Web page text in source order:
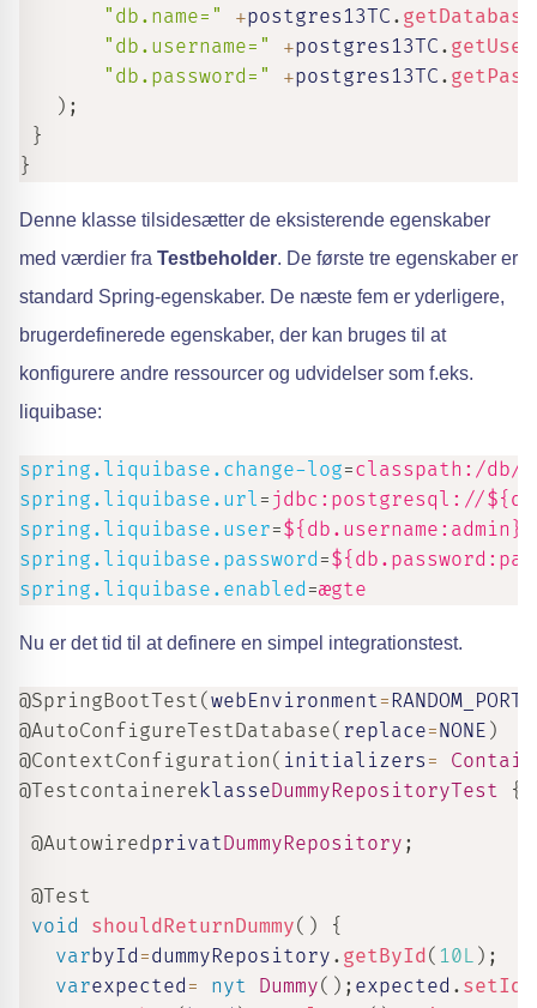
"db.name="
+postgres13TC .
"db.username="
+postgres13TC .
"db.password="
+postgres13TC .
) ;
}
}
Denne klasse tilsidesætter de eksisterende egenskaber
med værdier fra Testbeholder. De første tre egenskaber er
standard Spring-egenskaber. De næste fem er yderligere,
brugerdefinerede egenskaber, der kan bruges til at
konfigurere andre ressourcer og udvidelser som f.eks.
liquibase:
spring.liquibase.change-log=classpath:/db/
spring.liquibase.url = jdbc:postgresql://
spring.liquibase.user=${db.username:admin}
spring.liquibase.password =
spring.liquibase.enabled =ægte
Nu er det tid til at definere en simpel integrationstest.
@SpringBootTest( webEnvironment=RANDOM_PORT
@AutoConfigureTestDatabase( replace=NONE )
@ContextConfiguration ( initializers =
@TestcontainereklasseDummyRepositoryTest {
@AutowiredprivatDummyRepository ;
@Test
void
shouldReturnDummy( )
{
varbyId =dummyRepository . getById( 10L ) ;
varexpected = nyt Dummy( ) ; expected . setId